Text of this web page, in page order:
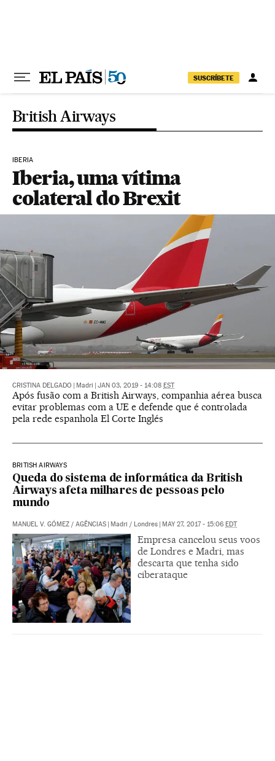
SUSCRÍBETE
British Airways
IBERIA
Iberia, uma vítima
colateral do Brexit
CRISTINA DELGADO Madri JAN 03, 2019 - 14:08 EST
Após fusão com a British Airways, companhia aérea busca
evitar problemas com a UE e defende que é controlada
pela rede espanhola El Corte Inglés
BRITISH AIRWAYS
Queda do sistema de informática da British
Airways afeta milhares de pessoas pelo
mundo
MANUEL V. GÓMEZ / AGÊNCIAS Madri / Londres MAY 27, 2017 - 15:06 EDT
Empresa cancelou seus voos
de Londres e Madri, mas
descarta que tenha sido
ciberataque